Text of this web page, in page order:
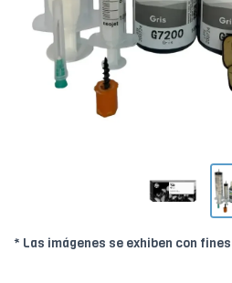
* Las imágenes se exhiben con